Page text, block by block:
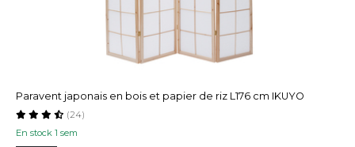
Paravent japonais en bois et papier de riz L176 cm IKUYO
En stock 1 sem
(24)